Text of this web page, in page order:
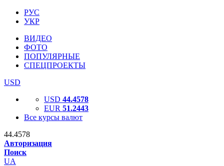
РУС
УКР
ВИДЕО
ФОТО
ПОПУЛЯРНЫЕ
СПЕЦПРОЕКТЫ
USD
USD 44.4578
EUR 51.2443
Все курсы валют
44.4578
Авторизация
Поиск
UA